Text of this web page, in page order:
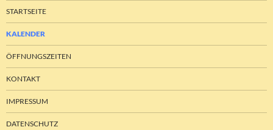
STARTSEITE
KALENDER
ÖFFNUNGSZEITEN
KONTAKT
IMPRESSUM
DATENSCHUTZ